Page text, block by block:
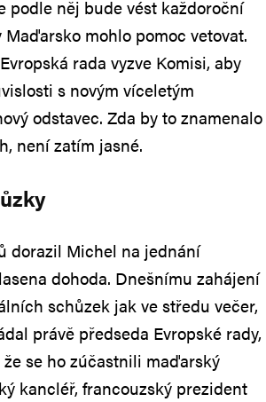
podle něj bude vést každoroční
mohlo pomoc vetovat.
rada vyzve Komisi, aby
s novým víceletým
odstavec. Zda by to znamenalo
není zatím jasné.
dorazil Michel na jednání
dohoda. Dnešnímu zahájení
schůzek jak ve středu večer,
právě předseda Evropské rady,
se ho zúčastnili maďarský
kancléř, francouzský prezident